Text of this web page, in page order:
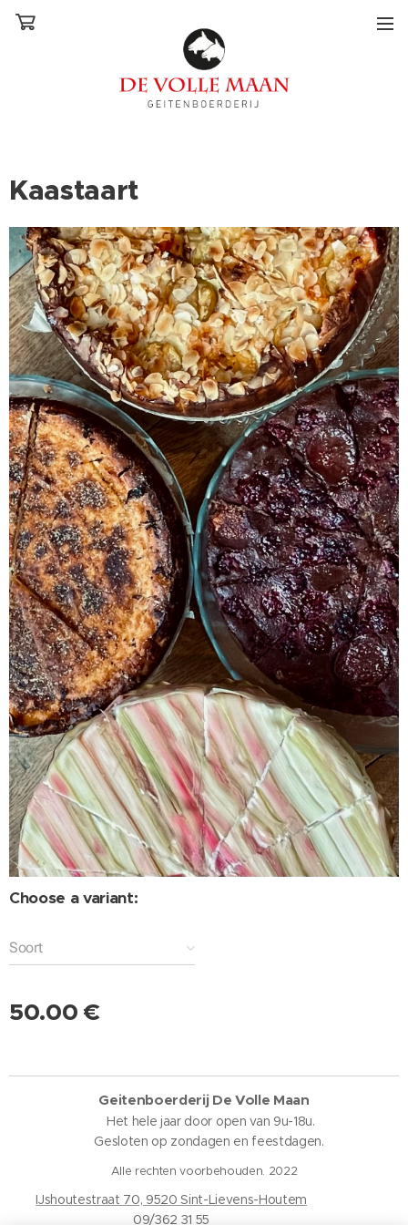
Kaastaart
Choose a variant:
Soort
50.00 €
Geitenboerderij De Volle Maan
Het hele jaar door open van 9u-18u.
Gesloten op zondagen en feestdagen.
Alle rechten voorbehouden. 2022
IJshoutestraat 70, 9520 Sint-Lievens-Houtem
09/362 31 55